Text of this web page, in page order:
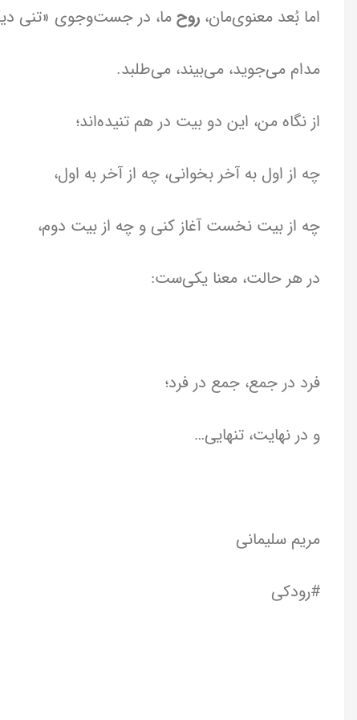
اما بُعد معنوی‌مان، روحما، در جست‌وجوی «تنی
مدام می‌جوید، می‌بیند، می‌طلبد.
از نگاه من، این دو بیت در هم تنیده‌اند؛
چه از اول به آخر بخوانی، چه از آخر به اول،
چه از بیت نخست آغاز کنی و چه از بیت دوم،
در هر حالت، معنا یکی‌ست:
فرد در جمع، جمع در فرد؛
و در نهایت، تنهایی…
مریم سلیمانی
#رودکی